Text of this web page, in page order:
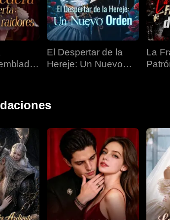
El Despertar de la
Hereje: Un Nuevo
La